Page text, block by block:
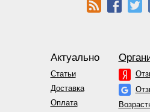
Актуально
Статьи
Доставка
Оплата